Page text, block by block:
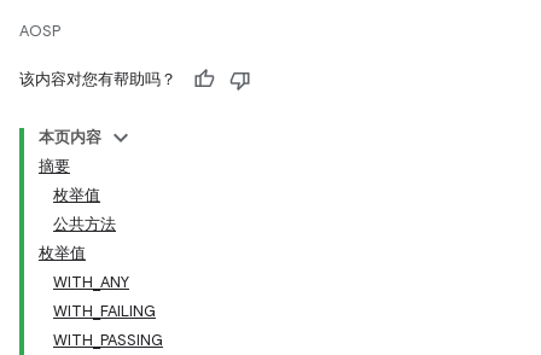
AOSP
该内容对您有帮助吗？
本页内容
摘要
枚举值
公共方法
枚举值
WITH_ANY
WITH_FAILING
WITH_PASSING